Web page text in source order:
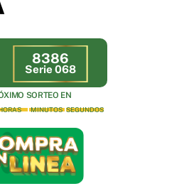
8386
Serie 068
SORTEO EN
MINUTOS SEGUNDOS